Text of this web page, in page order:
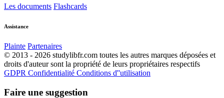
Les documents Flashcards
Assistance
Plainte Partenaires
© 2013 - 2026 studylibfr.com toutes les autres marques déposées et
droits d'auteur sont la propriété de leurs propriétaires respectifs
GDPR Confidentialité Conditions d''utilisation
Faire une suggestion